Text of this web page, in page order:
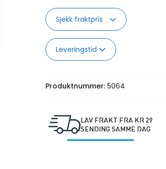
Sjekk fraktpris
Leveringstid
Produktnummer: 5064
LAV FRAKT FRA KR 29
SENDING SAMME DAG